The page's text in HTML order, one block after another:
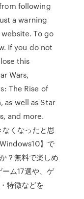
following
a warning
To go
If you do not
this
Wars,
The Rise of
as well as Star
and more.
なくなったと思
】で
？無料で楽しめ
ム17選や、ゲ
特徴などを